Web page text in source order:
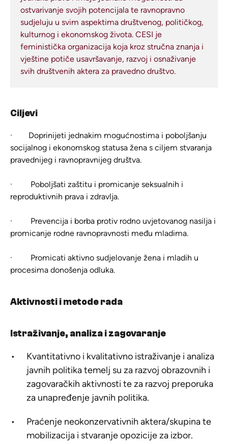
ostvarivanje svojih potencijala te ravnopravno
sudjeluju u svim aspektima društvenog, političkog,
kulturnog i ekonomskog života. CESI je
feministička organizacija koja kroz stručna znanja i
vještine potiče usavršavanje, razvoj i osnaživanje
svih društvenih aktera za pravedno društvo.
Ciljevi
·
Doprinijeti jednakim mogućnostima i poboljšanju
socijalnog i ekonomskog statusa žena s ciljem stvaranja
pravednijeg i ravnopravnijeg društva.
·
Poboljšati zaštitu i promicanje seksualnih i
reproduktivnih prava i zdravlja.
·
Prevencija i borba protiv rodno uvjetovanog nasilja i
promicanje rodne ravnopravnosti među mladima.
·
Promicati aktivno sudjelovanje žena i mladih u
procesima donošenja odluka.
Aktivnosti i metode rada
Istraživanje, analiza i zagovaranje
Kvantitativno i kvalitativno istraživanje i analiza
javnih politika temelj su za razvoj obrazovnih i
zagovaračkih aktivnosti te za razvoj preporuka
za unapređenje javnih politika.
Praćenje neokonzervativnih aktera/skupina te
mobilizacija i stvaranje opozicije za izbor.